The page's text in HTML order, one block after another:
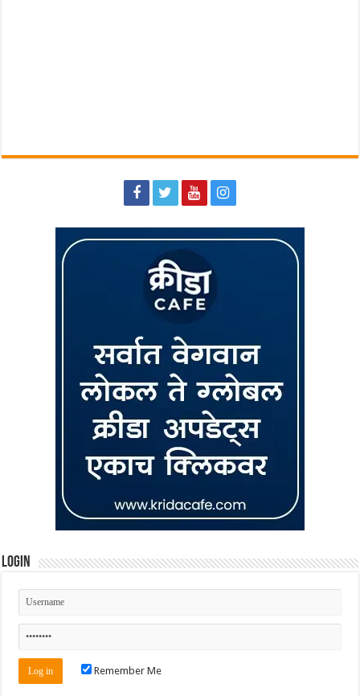
Login
Remember Me